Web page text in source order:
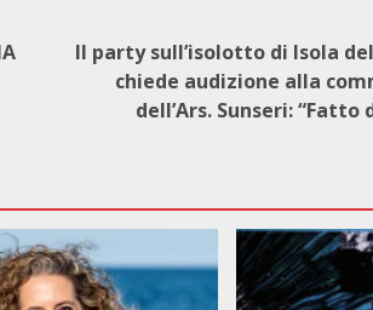
Il party sull’isolotto di Isola
chiede audizione alla
dell’Ars. Sunseri: